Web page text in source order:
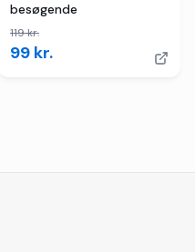
besøgende
119kr.
99 kr.